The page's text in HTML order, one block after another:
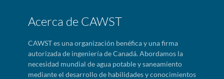
Acerca de CAWST
CAWST es una organización benéfica y una firma
autorizada de ingeniería de Canadá. Abordamos la
necesidad mundial de agua potable y saneamiento
mediante el desarrollo de habilidades y conocimientos